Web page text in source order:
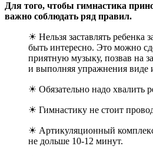
Для того, чтобы гимнастика
важно соблюдать ряд правил.
☀ Нельзя заставлять ребенка
быть интересно. Это можно
приятную музыку, позвав на
и выполняя упражнения виде
☀ Обязательно надо хвалить
☀ Гимнастику не стоит
☀ Артикуляционный
не дольше 10-12 минут.